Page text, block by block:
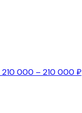
210 000 – 210 000 ₽